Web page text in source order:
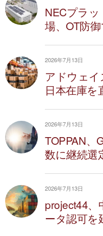
NECプラ
場、OT防
2026年7月13日
アドウェ
日本在庫を
2026年7月13日
TOPPAN、
数に継続選
2026年7月13日
project44
ータ認可を